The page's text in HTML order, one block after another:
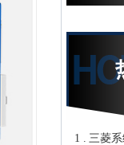
1 . 三菱系